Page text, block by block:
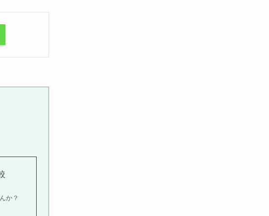
か？